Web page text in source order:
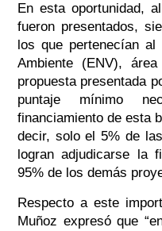
En esta oportunidad,
fueron presentados,
los que pertenecían
Ambiente (ENV),
propuesta presentada
puntaje mínimo
financiamiento de esta
decir, solo el 5% de
logran adjudicarse la
95% de los demás
Respecto a este
Muñoz expresó que